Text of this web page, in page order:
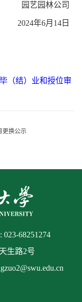
园艺园林公司
2024年6月 14 日
（结）业和授位审
更换公示
68251274
生路2号